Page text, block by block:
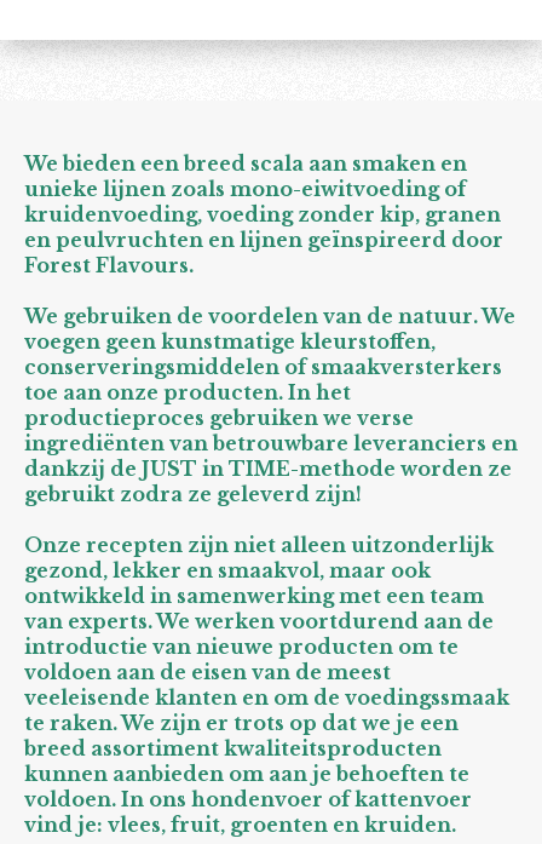
We bieden een breed scala aan smaken en
unieke lijnen zoals mono-eiwitvoeding of
kruidenvoeding, voeding zonder kip, granen
en peulvruchten en lijnen geïnspireerd door
Forest Flavours.
We gebruiken de voordelen van de natuur. We
voegen geen kunstmatige kleurstoffen,
conserveringsmiddelen of smaakversterkers
toe aan onze producten. In het
productieproces gebruiken we verse
ingrediënten van betrouwbare leveranciers en
dankzij de JUST in TIME-methode worden ze
gebruikt zodra ze geleverd zijn!
Onze recepten zijn niet alleen uitzonderlijk
gezond, lekker en smaakvol, maar ook
ontwikkeld in samenwerking met een team
van experts. We werken voortdurend aan de
introductie van nieuwe producten om te
voldoen aan de eisen van de meest
veeleisende klanten en om de voedingssmaak
te raken. We zijn er trots op dat we je een
breed assortiment kwaliteitsproducten
kunnen aanbieden om aan je behoeften te
voldoen. In ons hondenvoer of kattenvoer
vind je: vlees, fruit, groenten en kruiden.